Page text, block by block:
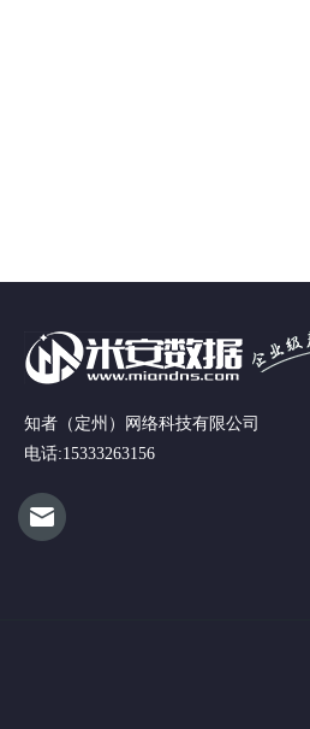
知者（定州）网络科技有限公司
电话:15333263156